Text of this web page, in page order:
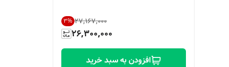
۲۷٬۱۶۷٬۰۰۰ 3%
26,300,000
افزودن به سبد خرید